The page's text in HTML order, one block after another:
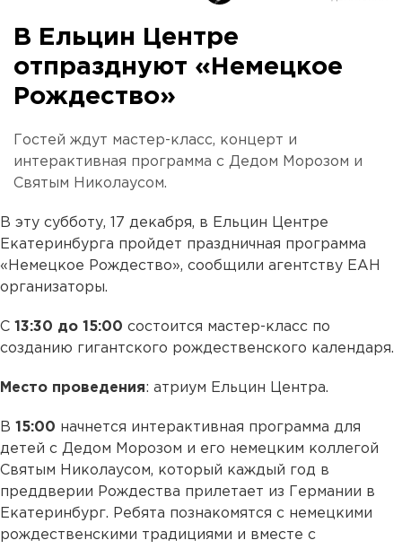
В Ельцин Центре
отпразднуют «Немецкое
Рождество»
Гостей ждут мастер-класс, концерт и
интерактивная программа с Дедом Морозом и
Святым Николаусом.
В эту субботу, 17 декабря, в Ельцин Центре
Екатеринбурга пройдет праздничная программа
«Немецкое Рождество», сообщили агентству ЕАН
организаторы.
С 13:30 до 15:00 состоится мастер-класс по
созданию гигантского рождественского календаря.
Место проведения: атриум Ельцин Центра.
В 15:00 начнется интерактивная программа для
детей с Дедом Морозом и его немецким коллегой
Святым Николаусом, который каждый год в
преддверии Рождества прилетает из Германии в
Екатеринбург. Ребята познакомятся с немецкими
рождественскими традициями и вместе с